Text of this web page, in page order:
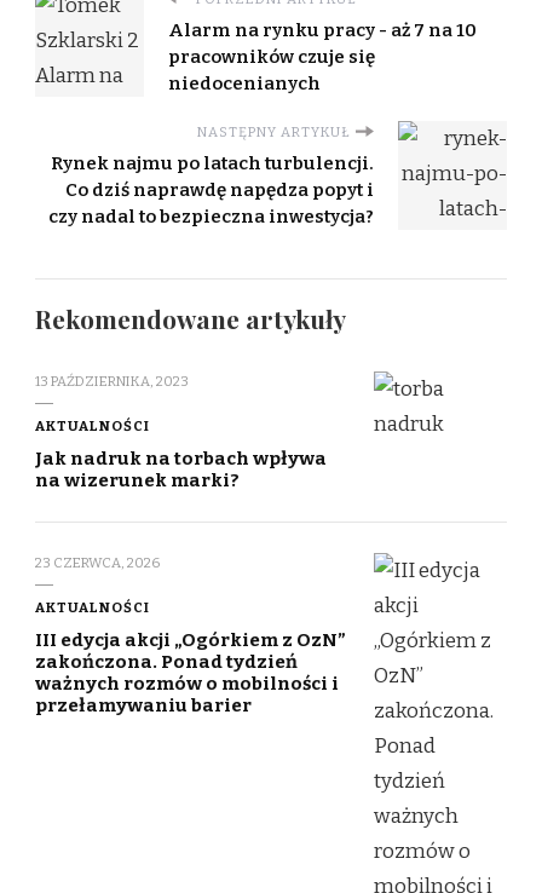
Alarm na rynku pracy - aż 7 na 10
pracowników czuje się
niedocenianych
NASTĘPNY ARTYKUŁ
Rynek najmu po latach turbulencji.
Co dziś naprawdę napędza popyt i
czy nadal to bezpieczna inwestycja?
Rekomendowane artykuły
13 PAŹDZIERNIKA, 2023
AKTUALNOŚCI
Jak nadruk na torbach wpływa
na wizerunek marki?
23 CZERWCA, 2026
AKTUALNOŚCI
III edycja akcji „Ogórkiem z OzN”
zakończona. Ponad tydzień
ważnych rozmów o mobilności i
przełamywaniu barier